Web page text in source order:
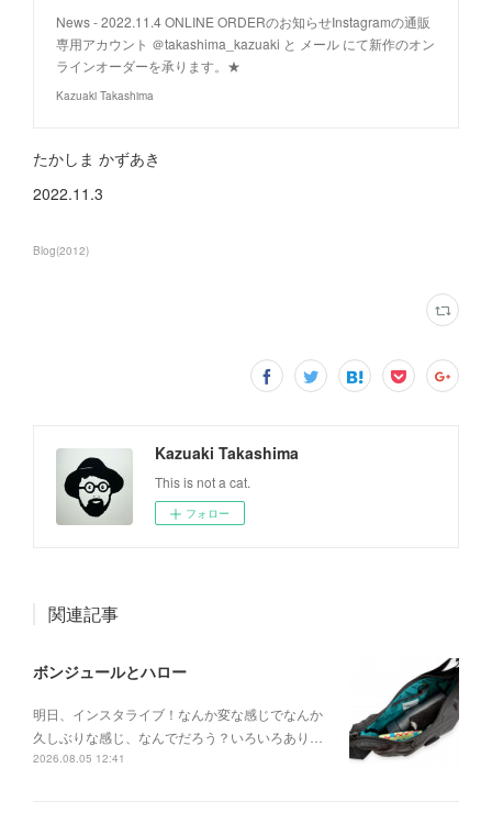
News - 2022.11.4 ONLINE ORDERのお知らせInstagramの通販
専用アカウント ＠takashima_kazuaki と メール にて新作のオン
ラインオーダーを承ります。★
Kazuaki Takashima
たかしま かずあき
2022.11.3
Blog(2012)
Kazuaki Takashima
This is not a cat.
フォロー
関連記事
ボンジュールとハロー
明日、インスタライブ！なんか変な感じでなんか
久しぶりな感じ、なんでだろう？いろいろあり…
2026.08.05 12:41